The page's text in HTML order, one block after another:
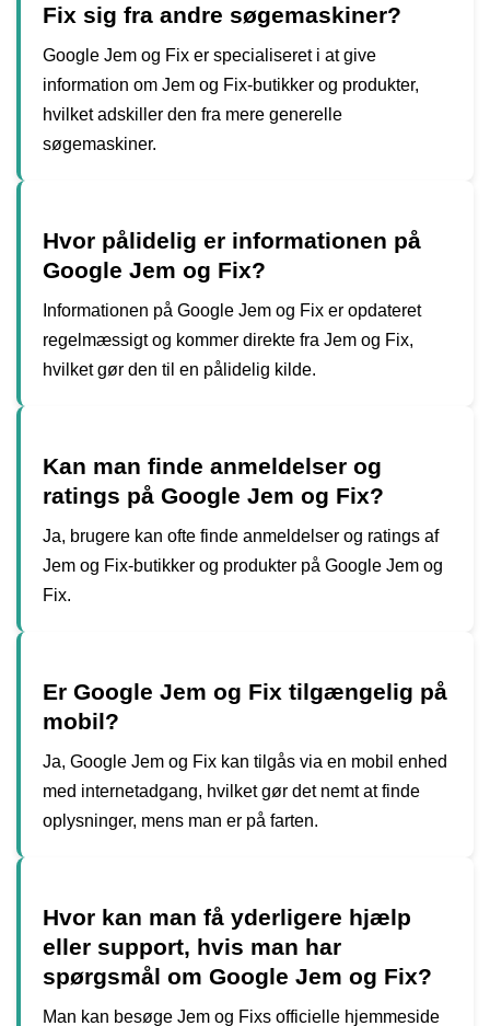
Fix sig fra andre søgemaskiner?
Google Jem og Fix er specialiseret i at give
information om Jem og Fix-butikker og produkter,
hvilket adskiller den fra mere generelle
søgemaskiner.
Hvor pålidelig er informationen på
Google Jem og Fix?
Informationen på Google Jem og Fix er opdateret
regelmæssigt og kommer direkte fra Jem og Fix,
hvilket gør den til en pålidelig kilde.
Kan man finde anmeldelser og
ratings på Google Jem og Fix?
Ja, brugere kan ofte finde anmeldelser og ratings af
Jem og Fix-butikker og produkter på Google Jem og
Fix.
Er Google Jem og Fix tilgængelig på
mobil?
Ja, Google Jem og Fix kan tilgås via en mobil enhed
med internetadgang, hvilket gør det nemt at finde
oplysninger, mens man er på farten.
Hvor kan man få yderligere hjælp
eller support, hvis man har
spørgsmål om Google Jem og Fix?
Man kan besøge Jem og Fixs officielle hjemmeside